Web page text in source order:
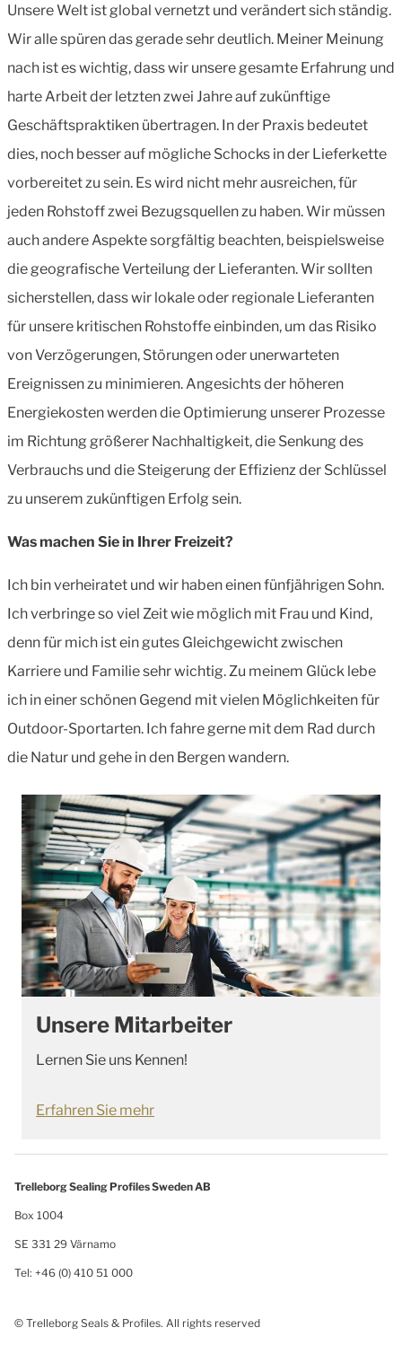
Unsere Welt ist global vernetzt und verändert sich ständig.
Wir alle spüren das gerade sehr deutlich. Meiner Meinung
nach ist es wichtig, dass wir unsere gesamte Erfahrung und
harte Arbeit der letzten zwei Jahre auf zukünftige
Geschäftspraktiken übertragen. In der Praxis bedeutet
dies, noch besser auf mögliche Schocks in der Lieferkette
vorbereitet zu sein. Es wird nicht mehr ausreichen, für
jeden Rohstoff zwei Bezugsquellen zu haben. Wir müssen
auch andere Aspekte sorgfältig beachten, beispielsweise
die geografische Verteilung der Lieferanten. Wir sollten
sicherstellen, dass wir lokale oder regionale Lieferanten
für unsere kritischen Rohstoffe einbinden, um das Risiko
von Verzögerungen, Störungen oder unerwarteten
Ereignissen zu minimieren. Angesichts der höheren
Energiekosten werden die Optimierung unserer Prozesse
im Richtung größerer Nachhaltigkeit, die Senkung des
Verbrauchs und die Steigerung der Effizienz der Schlüssel
zu unserem zukünftigen Erfolg sein.
Was machen Sie in Ihrer Freizeit?
Ich bin verheiratet und wir haben einen fünfjährigen Sohn.
Ich verbringe so viel Zeit wie möglich mit Frau und Kind,
denn für mich ist ein gutes Gleichgewicht zwischen
Karriere und Familie sehr wichtig. Zu meinem Glück lebe
ich in einer schönen Gegend mit vielen Möglichkeiten für
Outdoor-Sportarten. Ich fahre gerne mit dem Rad durch
die Natur und gehe in den Bergen wandern.
Unsere Mitarbeiter
Lernen Sie uns Kennen!
Erfahren Sie mehr
Trelleborg Sealing Profiles Sweden AB
Box 1004
SE 331 29 Värnamo
Tel: +46 (0) 410 51 000
© Trelleborg Seals & Profiles. All rights reserved